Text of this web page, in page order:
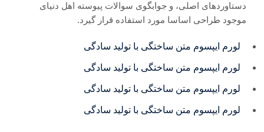
دستاوردهای اصلی، و جوابگوی سوالات پیوسته اهل دنیای
موجود طراحی اساسا مورد استفاده قرار گیرد.
لورم ایپسوم متن ساختگی با تولید سادگی
لورم ایپسوم متن ساختگی با تولید سادگی
لورم ایپسوم متن ساختگی با تولید سادگی
لورم ایپسوم متن ساختگی با تولید سادگی